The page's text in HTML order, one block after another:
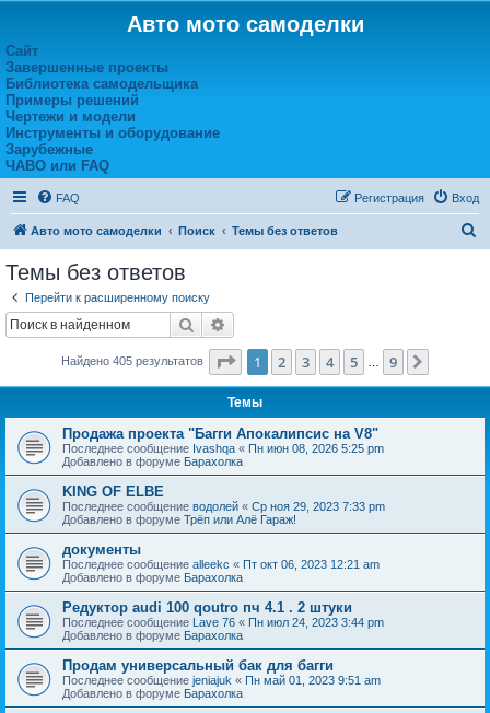
Авто мото самоделки
Сайт
Завершенные проекты
Библиотека самодельщика
Примеры решений
Чертежи и модели
Инструменты и оборудование
Зарубежные
ЧАВО или FAQ
FAQ Вход
Регистрация
Авто мото самоделки Поиск Темы без ответов
Темы без ответов
Перейти к расширенному поиску
Поиск
Найдено 405 результатов Страница из
1 2 3 4 5 9
Темы
Продажа проекта "Багги Апокалипсис на V8"
Последнее сообщение Ivashqa « Пн июн 08, 2026 5:25 pm
Добавлено в форуме Барахолка
KING OF ELBE
Последнее сообщение водолей « Ср ноя 29, 2023 7:33 pm
Добавлено в форуме Трёп или Алё Гараж!
документы
Последнее сообщение alleekc « Пт окт 06, 2023 12:21 am
Добавлено в форуме Барахолка
Редуктор audi 100 qoutro пч 4.1 . 2 штуки
Последнее сообщение Lave 76 « Пн июл 24, 2023 3:44 pm
Добавлено в форуме Барахолка
Продам универсальный бак для багги
Последнее сообщение jeniajuk « Пн май 01, 2023 9:51 am
Добавлено в форуме Барахолка